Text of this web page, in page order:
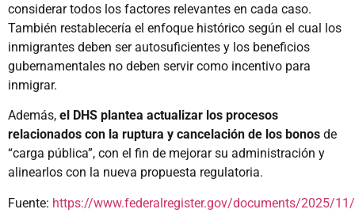
considerar todos los factores relevantes en cada caso.
También restablecería el enfoque histórico según el cual los
inmigrantes deben ser autosuficientes y los beneficios
gubernamentales no deben servir como incentivo para
inmigrar.
Además, el DHS plantea actualizar los procesos
relacionados con la ruptura y cancelación de los bonos de
“carga pública”, con el fin de mejorar su administración y
alinearlos con la nueva propuesta regulatoria.
Fuente: https://www.federalregister.gov/documents/2025/